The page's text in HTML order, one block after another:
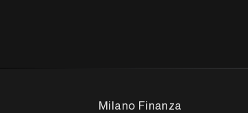
Milano Finanza